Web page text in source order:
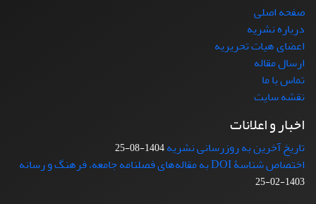
صفحه اصلی
درباره نشریه
اعضای هیات تحریریه
ارسال مقاله
تماس با ما
نقشه سایت
اخبار و اعلانات
تاریخ آخرین به روزرسانی نشریه1404-08-25
اختصاص شناسۀ DOI به مقاله‌های فصلنامه جامعه، فرهنگ و رسانه
1403-02-25